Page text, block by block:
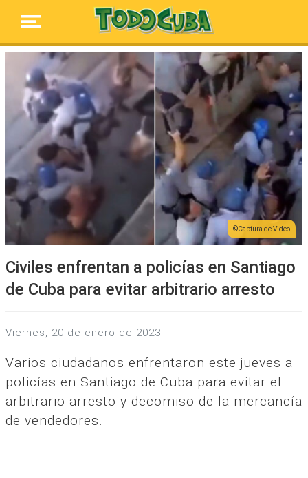
Captura de Video
Civiles enfrentan a policías en Santiago
de Cuba para evitar arbitrario arresto
viernes, 20 de enero de 2023
Varios ciudadanos enfrentaron este jueves a
policías en Santiago de Cuba para evitar el
arbitrario arresto y decomiso de la mercancía
de vendedores.